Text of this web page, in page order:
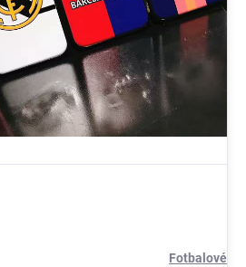
Fotbalové